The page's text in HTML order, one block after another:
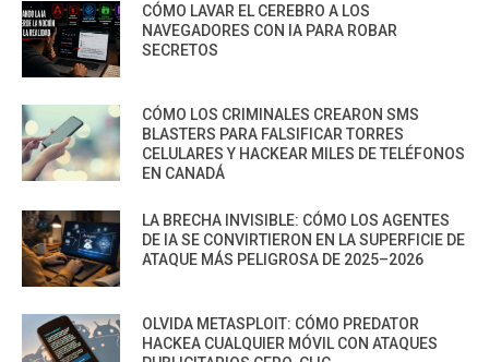
CÓMO LAVAR EL CEREBRO A LOS
NAVEGADORES CON IA PARA ROBAR
SECRETOS
CÓMO LOS CRIMINALES CREARON SMS
BLASTERS PARA FALSIFICAR TORRES
CELULARES Y HACKEAR MILES DE TELÉFONOS
EN CANADÁ
LA BRECHA INVISIBLE: CÓMO LOS AGENTES
DE IA SE CONVIRTIERON EN LA SUPERFICIE DE
ATAQUE MÁS PELIGROSA DE 2025–2026
OLVIDA METASPLOIT: CÓMO PREDATOR
HACKEA CUALQUIER MÓVIL CON ATAQUES